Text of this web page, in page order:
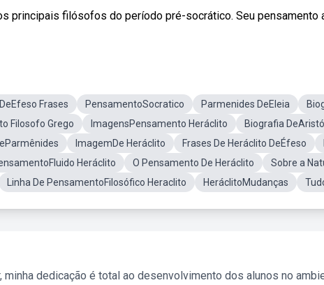
principais filósofos do período pré-socrático. Seu pensamento
Frases PensamentoSocratico Parmenides DeEleia
Filosofo Grego ImagensPensamento Heráclito
Biografia
ImagemDe Heráclito Frases De Heráclito DeÉfeso
Heráclito O Pensamento De Heráclito
Sobre a
Linha De PensamentoFilosófico Heraclito HeráclitoMudanças
minha dedicação é total ao desenvolvimento dos alunos no